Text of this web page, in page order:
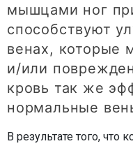
мышцами ног
способствуют
венах, которые
и/или
кровь так же
нормальные
В результате того, что